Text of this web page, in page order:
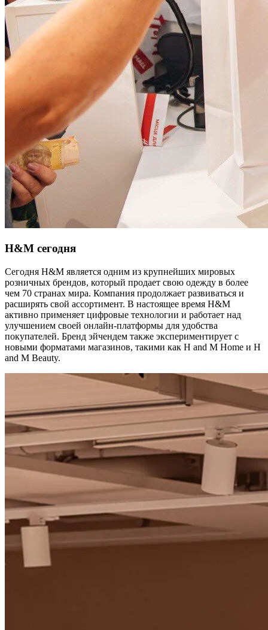
H&M сегодня
Сегодня H&M является одним из крупнейших мировых
розничных брендов, который продает свою одежду в более
чем 70 странах мира. Компания продолжает развиваться и
расширять свой ассортимент. В настоящее время H&M
активно применяет цифровые технологии и работает над
улучшением своей онлайн-платформы для удобства
покупателей. Бренд эйчендем также экспериментирует с
новыми форматами магазинов, такими как H and M Home и H
and M Beauty.